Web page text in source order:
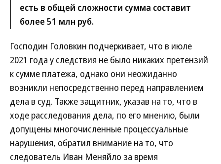
есть в общей сложности сумма составит
более 51 млн руб.
Господин Головкин подчеркивает, что в июле
2021 года у следствия не было никаких претензий
к сумме платежа, однако они неожиданно
возникли непосредственно перед направлением
дела в суд. Также защитник, указав на то, что в
ходе расследования дела, по его мнению, были
допущены многочисленные процессуальные
нарушения, обратил внимание на то, что
следователь Иван Меняйло за время